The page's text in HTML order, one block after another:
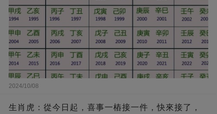
2024/10/08
生肖虎：從今日起，喜事一樁接一件，快來接了，